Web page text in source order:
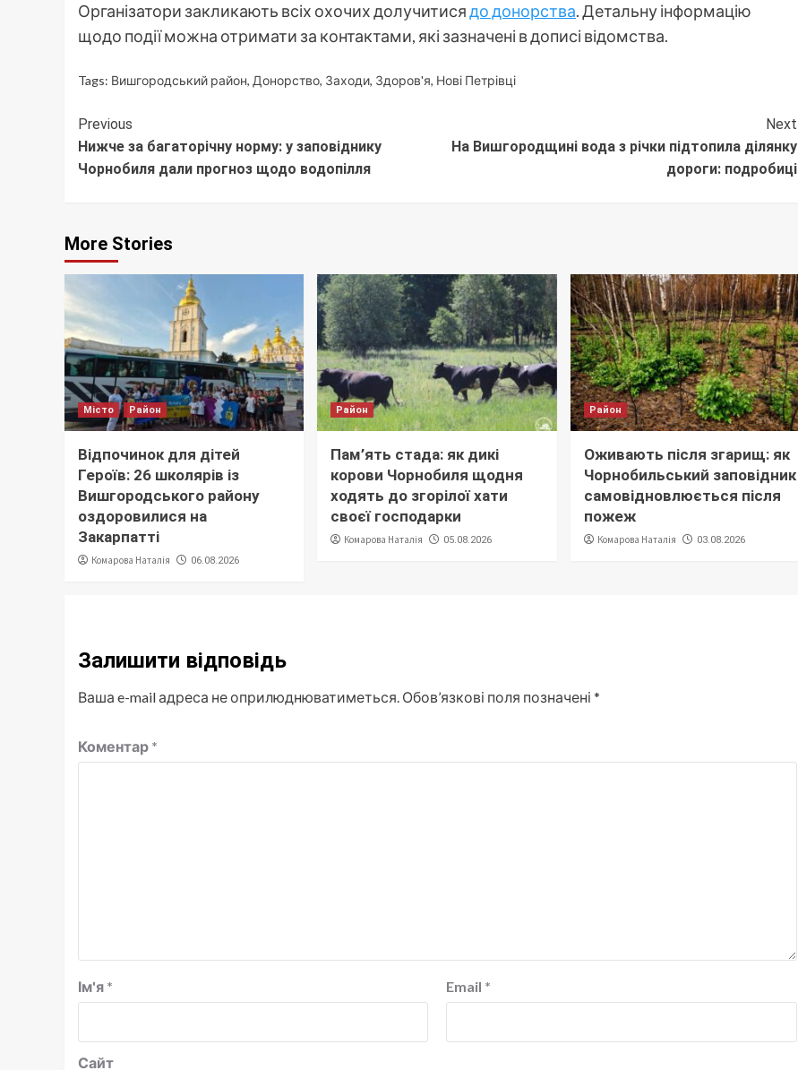
Організатори закликають всіх охочих долучитисядо донорства. Детальну інформацію
щодо події можна отримати за контактами, які зазначені в дописі відомства.
Tags: Вишгородський район, Донорство, Заходи, Здоров'я, Нові Петрівці
Continue
Reading
Previous
Нижче за багаторічну норму: у заповіднику
Чорнобиля дали прогноз щодо водопілля
Next
На Вишгородщині вода з річки підтопила ділянку
дороги: подробиці
More Stories
Місто Район
Відпочинок для дітей
Героїв: 26 школярів із
Вишгородського району
оздоровилися на
Закарпатті
Комарова Наталія 06.08.2026
Район
Пам’ять стада: як дикі
корови Чорнобиля щодня
ходять до згорілої хати
своєї господарки
Комарова Наталія 05.08.2026
Район
Оживають після згарищ: як
Чорнобильський заповідник
самовідновлюється після
пожеж
Комарова Наталія 03.08.2026
Залишити відповідь
Ваша e-mail адреса не оприлюднюватиметься. Обов’язкові поля позначені *
Коментар *
Ім'я * Email *
Сайт